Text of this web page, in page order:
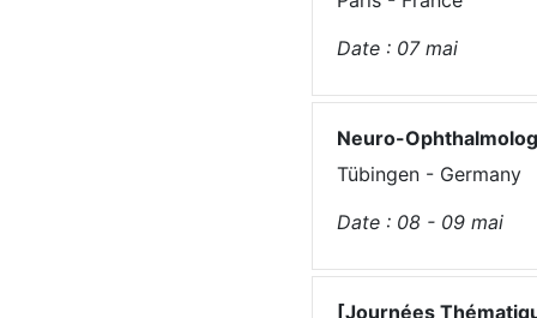
Date : 07 mai
Neuro-
Tübingen - Germany
Date : 08 - 09 mai
[Journées